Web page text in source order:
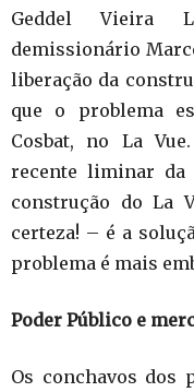
Geddel Vieira
demissionário
liberação da
que o problema
Cosbat, no La
recente liminar da
construção do La
certeza! – é a
problema é mais
Poder Público e
Os conchavos dos